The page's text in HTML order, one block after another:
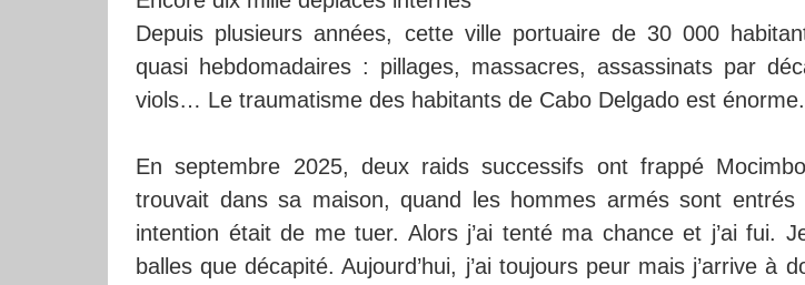
Depuis plusieurs années, cette ville portuaire de 30 000
quasi hebdomadaires : pillages, massacres, assassinats par
viols… Le traumatisme des habitants de Cabo Delgado est énorme.
En septembre 2025, deux raids successifs ont frappé
trouvait dans sa maison, quand les hommes armés sont
intention était de me tuer. Alors j’ai tenté ma chance et j’ai fui.
balles que décapité. Aujourd’hui, j’ai toujours peur mais j’arrive à